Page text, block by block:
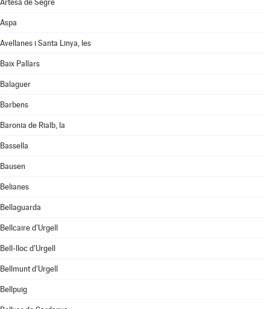
Artesa de Segre
Aspa
Avellanes i Santa Linya, les
Baix Pallars
Balaguer
Barbens
Baronia de Rialb, la
Bassella
Bausen
Belianes
Bellaguarda
Bellcaire d'Urgell
Bell-lloc d'Urgell
Bellmunt d'Urgell
Bellpuig